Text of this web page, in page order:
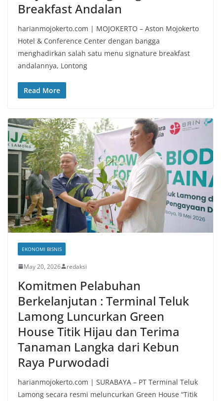
Breakfast Andalan
harianmojokerto.com | MOJOKERTO – Aston Mojokerto
Hotel & Conference Center dengan bangga
menghadirkan salah satu menu signature breakfast
andalannya, Lontong
Read More
EKONOMI BISNIS
May 20, 2026 redaksi
Komitmen Pelabuhan
Berkelanjutan : Terminal Teluk
Lamong Luncurkan Green
House Titik Hijau dan Terima
Tanaman Langka dari Kebun
Raya Purwodadi
harianmojokerto.com | SURABAYA – PT Terminal Teluk
Lamong secara resmi meluncurkan Green House “Titik